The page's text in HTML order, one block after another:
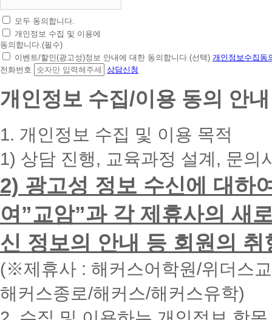
초
간
편
상
담
청
대
폰
입
력
시
면
빠
른
간
내
에
화
모두 동의합니다.
개인정보 수집 및 이용에
동의합니다.(필수)
이벤트/할인(광고성)정보 안내에 대한 동의합니다.(선택) 개인정보수집동
전화번호
상담신청
개인정보 수집/이용 동의 안내
1. 개인정보 수집 및 이용 목적
1) 상담 진행, 교육과정 설계, 문의
2) 광고성 정보 수신에 대하
여”교암”과 각 제휴사의 새
신 정보의 안내 등 회원의
(※제휴사 : 해커스어학원/위더스
해커스종로/해커스/해커스유학)